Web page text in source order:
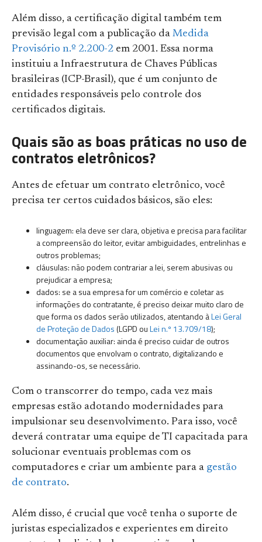
Além disso, a certificação digital também tem
previsão legal com a publicação da Medida
Provisório n.º 2.200-2 em 2001. Essa norma
instituiu a Infraestrutura de Chaves Públicas
brasileiras (ICP-Brasil), que é um conjunto de
entidades responsáveis pelo controle dos
certificados digitais.
Quais são as boas práticas no uso de
contratos eletrônicos?
Antes de efetuar um contrato eletrônico, você
precisa ter certos cuidados básicos, são eles:
linguagem: ela deve ser clara, objetiva e precisa para facilitar
a compreensão do leitor, evitar ambiguidades, entrelinhas e
outros problemas;
cláusulas: não podem contrariar a lei, serem abusivas ou
prejudicar a empresa;
dados: se a sua empresa for um comércio e coletar as
informações do contratante, é preciso deixar muito claro de
que forma os dados serão utilizados, atentando àLei Geral
de Proteção de Dados (LGPD ouLei n.º 13.709/18);
documentação auxiliar: ainda é preciso cuidar de outros
documentos que envolvam o contrato, digitalizando e
assinando-os, se necessário.
Com o transcorrer do tempo, cada vez mais
empresas estão adotando modernidades para
impulsionar seu desenvolvimento. Para isso, você
deverá contratar uma equipe de TI capacitada para
solucionar eventuais problemas com os
computadores e criar um ambiente para a gestão
de contrato.
Além disso, é crucial que você tenha o suporte de
juristas especializados e experientes em direito